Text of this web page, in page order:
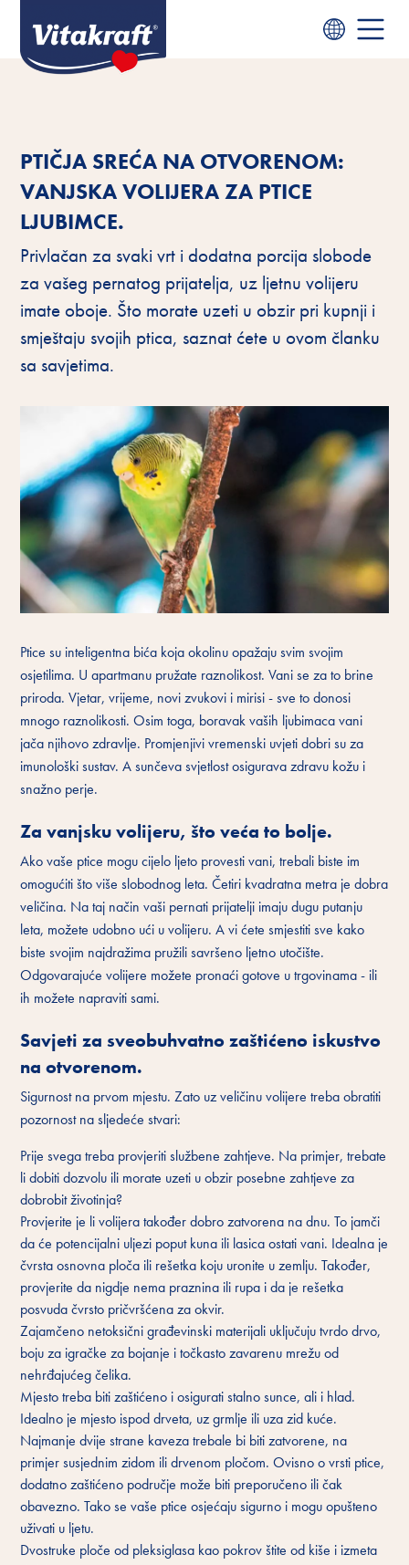
PTIČJA SREĆA NA OTVORENOM:
VANJSKA VOLIJERA ZA PTICE
LJUBIMCE.
Privlačan za svaki vrt i dodatna porcija slobode
za vašeg pernatog prijatelja, uz ljetnu volijeru
imate oboje. Što morate uzeti u obzir pri kupnji i
smještaju svojih ptica, saznat ćete u ovom članku
sa savjetima.
Ptice su inteligentna bića koja okolinu opažaju svim svojim
osjetilima. U apartmanu pružate raznolikost. Vani se za to brine
priroda. Vjetar, vrijeme, novi zvukovi i mirisi - sve to donosi
mnogo raznolikosti. Osim toga, boravak vaših ljubimaca vani
jača njihovo zdravlje. Promjenjivi vremenski uvjeti dobri su za
imunološki sustav. A sunčeva svjetlost osigurava zdravu kožu i
snažno perje.
Za vanjsku volijeru, što veća to bolje.
Ako vaše ptice mogu cijelo ljeto provesti vani, trebali biste im
omogućiti što više slobodnog leta. Četiri kvadratna metra je dobra
veličina. Na taj način vaši pernati prijatelji imaju dugu putanju
leta, možete udobno ući u volijeru. A vi ćete smjestiti sve kako
biste svojim najdražima pružili savršeno ljetno utočište.
Odgovarajuće volijere možete pronaći gotove u trgovinama - ili
ih možete napraviti sami.
Savjeti za sveobuhvatno zaštićeno iskustvo
na otvorenom.
Sigurnost na prvom mjestu. Zato uz veličinu volijere treba obratiti
pozornost na sljedeće stvari:
Prije svega treba provjeriti službene zahtjeve. Na primjer, trebate
li dobiti dozvolu ili morate uzeti u obzir posebne zahtjeve za
dobrobit životinja?
Provjerite je li volijera također dobro zatvorena na dnu. To jamči
da će potencijalni uljezi poput kuna ili lasica ostati vani. Idealna je
čvrsta osnovna ploča ili rešetka koju uronite u zemlju. Također,
provjerite da nigdje nema praznina ili rupa i da je rešetka
posvuda čvrsto pričvršćena za okvir.
Zajamčeno netoksični građevinski materijali uključuju tvrdo drvo,
boju za igračke za bojanje i točkasto zavarenu mrežu od
nehrđajućeg čelika.
Mjesto treba biti zaštićeno i osigurati stalno sunce, ali i hlad.
Idealno je mjesto ispod drveta, uz grmlje ili uza zid kuće.
Najmanje dvije strane kaveza trebale bi biti zatvorene, na
primjer susjednim zidom ili drvenom pločom. Ovisno o vrsti ptice,
dodatno zaštićeno područje može biti preporučeno ili čak
obavezno. Tako se vaše ptice osjećaju sigurno i mogu opušteno
uživati ​​u ljetu.
Dvostruke ploče od pleksiglasa kao pokrov štite od kiše i izmeta